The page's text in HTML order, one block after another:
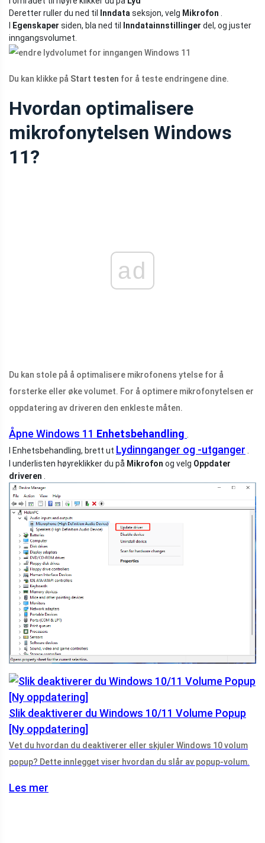
Deretter ruller du ned til
Inndata seksjon, velg Mikrofon
Egenskaper siden, bla ned til Inndatainnstillinger del, og juster
inngangsvolumet.
Du kan klikke på Start testen for å teste endringene dine.
Hvordan optimalisere
mikrofonytelsen Windows
11?
ad
Du kan stole på å optimalisere mikrofonens ytelse for å
forsterke eller øke volumet. For å optimere mikrofonytelsen er
oppdatering av driveren den enkleste måten.
Åpne Windows 11 Enhetsbehandling
I Enhetsbehandling, brett ut Lydinnganger og -utganger
I underlisten høyreklikker du på Mikrofon og velg Oppdater
driveren
Slik deaktiverer du Windows 10/11 Volume Popup
[Ny oppdatering]
Vet du hvordan du deaktiverer eller skjuler Windows 10 volum
popup? Dette innlegget viser hvordan du slår av popup-volum.
Les mer